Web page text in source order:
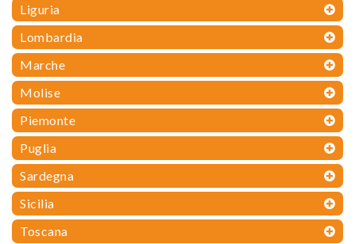
Liguria
Lombardia
Marche
Molise
Piemonte
Puglia
Sardegna
Sicilia
Toscana